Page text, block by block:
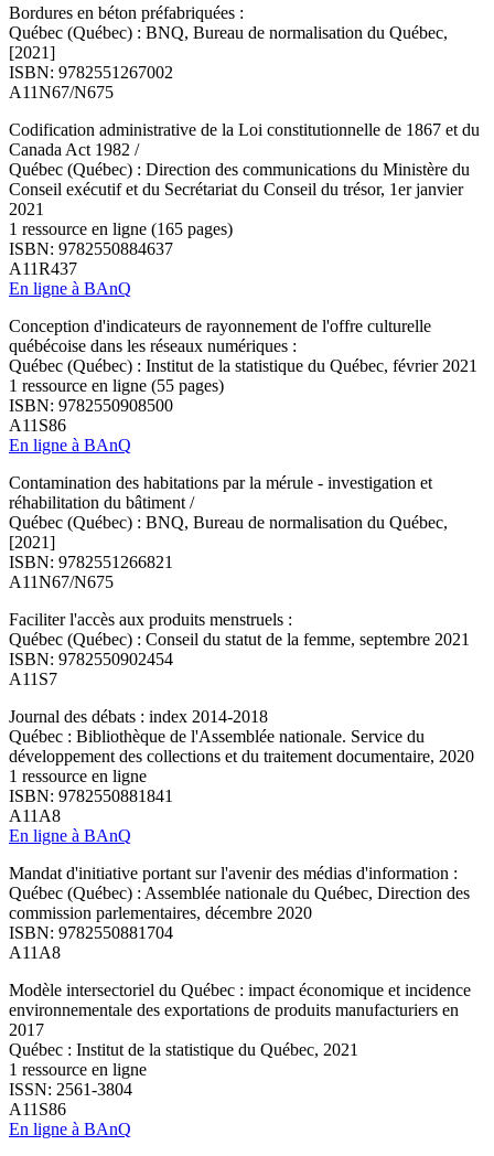
Bordures en béton préfabriquées :
Québec (Québec) : BNQ, Bureau de normalisation du Québec,
[2021]
ISBN: 9782551267002
A11N67/N675
Codification administrative de la Loi constitutionnelle de 1867 et du
Canada Act 1982 /
Québec (Québec) : Direction des communications du Ministère du
Conseil exécutif et du Secrétariat du Conseil du trésor, 1er janvier
2021
1 ressource en ligne (165 pages)
ISBN: 9782550884637
A11R437
En ligne à BAnQ
Conception d'indicateurs de rayonnement de l'offre culturelle
québécoise dans les réseaux numériques :
Québec (Québec) : Institut de la statistique du Québec, février 2021
1 ressource en ligne (55 pages)
ISBN: 9782550908500
A11S86
En ligne à BAnQ
Contamination des habitations par la mérule - investigation et
réhabilitation du bâtiment /
Québec (Québec) : BNQ, Bureau de normalisation du Québec,
[2021]
ISBN: 9782551266821
A11N67/N675
Faciliter l'accès aux produits menstruels :
Québec (Québec) : Conseil du statut de la femme, septembre 2021
ISBN: 9782550902454
A11S7
Journal des débats : index 2014-2018
Québec : Bibliothèque de l'Assemblée nationale. Service du
développement des collections et du traitement documentaire, 2020
1 ressource en ligne
ISBN: 9782550881841
A11A8
En ligne à BAnQ
Mandat d'initiative portant sur l'avenir des médias d'information :
Québec (Québec) : Assemblée nationale du Québec, Direction des
commission parlementaires, décembre 2020
ISBN: 9782550881704
A11A8
Modèle intersectoriel du Québec : impact économique et incidence
environnementale des exportations de produits manufacturiers en
2017
Québec : Institut de la statistique du Québec, 2021
1 ressource en ligne
ISSN: 2561-3804
A11S86
En ligne à BAnQ